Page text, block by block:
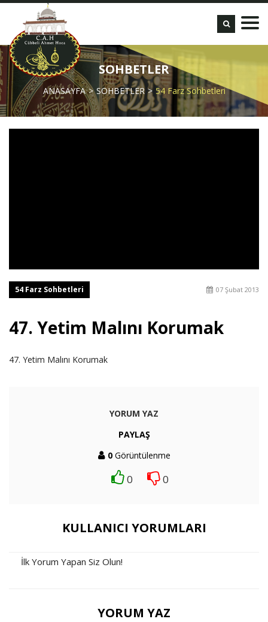
SOHBETLER
ANASAYFA SOHBETLER 54 Farz Sohbetleri
54 Farz Sohbetleri 07 Şubat 2013
47. Yetim Malını Korumak
47. Yetim Malını Korumak
YORUM YAZ
PAYLAŞ
0Görüntülenme
0 0
KULLANICI YORUMLARI
İlk Yorum Yapan Siz Olun!
YORUM YAZ